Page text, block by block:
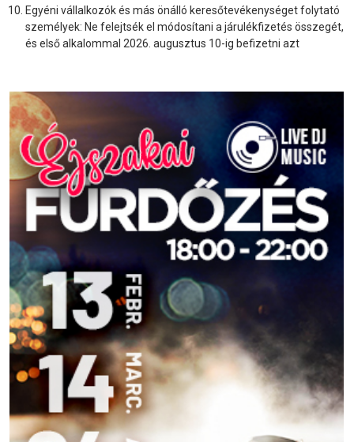
Egyéni vállalkozók és más önálló keresőtevékenységet folytató
személyek: Ne felejtsék el módosítani a járulékfizetés összegét,
és első alkalommal 2026. augusztus 10-ig befizetni azt